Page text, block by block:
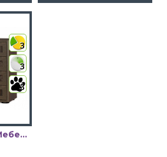
3
3
3
Комод 4Ш Токіо Мебель Сервіс